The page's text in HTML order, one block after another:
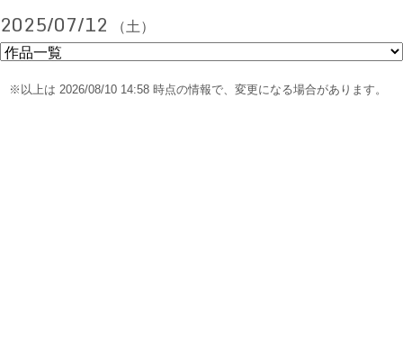
2025/07/12 （土）
※以上は 2026/08/10 14:58 時点の情報で、変更になる場合があります。